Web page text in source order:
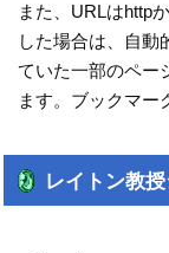
また、URLはhttp
した場合は、自動
ていた一部のペー
ます。ブックマー
レイトン教